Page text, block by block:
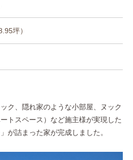
坪）
ク、隠れ家のような小部屋、ヌック
トスペース）など施主様が実現した
が詰まった家が完成しました。